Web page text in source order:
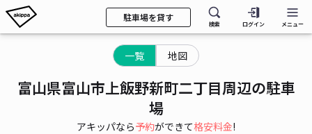
駐車場を貸す
検索 ログイン メニュー
一覧 地図
富山県富山市上飯野新町二丁目周辺の駐車
場
アキッパなら予約ができて格安料金!